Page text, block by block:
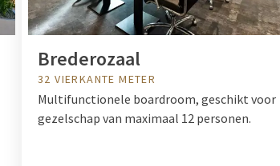
Brederozaal
32 VIERKANTE METER
Multifunctionele boardroom, geschikt voor
gezelschap van maximaal 12 personen.